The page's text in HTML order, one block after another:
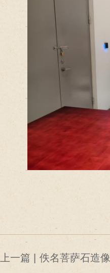
上一篇 | 佚名菩萨石造像